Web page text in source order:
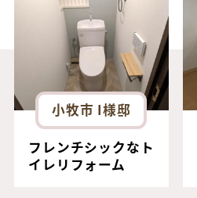
小牧市 I様邸
フレンチシックなト
イレリフォーム